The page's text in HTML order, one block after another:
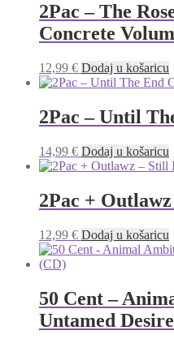
2Pac – The
Concrete
12,99 € Dodaj u košaricu
2Pac – Until
14,99 € Dodaj u košaricu
2Pac +
12,99 € Dodaj u košaricu
50 Cent –
Untamed